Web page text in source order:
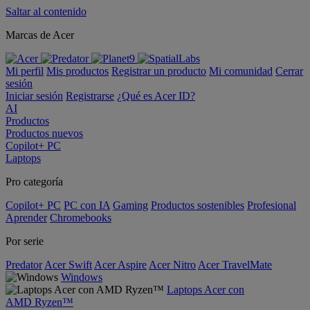
Saltar al contenido
Marcas de Acer
Mi perfil Mis productos Registrar un producto Mi comunidad Cerrar
sesión
Iniciar sesión Registrarse ¿Qué es Acer ID?
AI
Productos
Productos nuevos
Copilot+ PC
Laptops
Pro categoría
Copilot+ PC PC con IA Gaming Productos sostenibles Profesional
Aprender Chromebooks
Por serie
Predator Acer Swift Acer Aspire Acer Nitro Acer TravelMate
Windows
Laptops Acer con
AMD Ryzen™